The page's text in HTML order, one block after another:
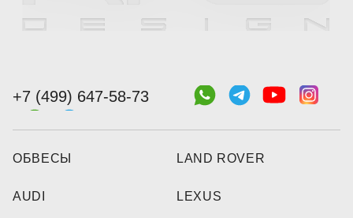
+7 (499) 647-58-73
ОБВЕСЫ
AUDI
LAND ROVER
LEXUS